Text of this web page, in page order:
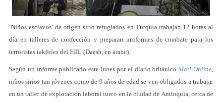
‘Niños esclavos’ de origen sirio refugiados en Turquía trabajan 12 horas al
día en talleres de confección y preparan uniformes de combate para los
terroristas takfiríes del EIIL (Daesh, en árabe).
Según un informe publicado este lunes por el diario británicoMail Online,
niños sirios tan jóvenes como de 9 años de edad se ven obligados a trabajar
en un taller de explotación laboral turco en la ciudad de Antioquía, cerca de